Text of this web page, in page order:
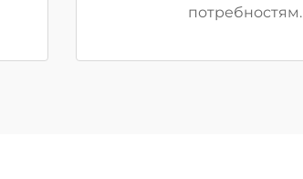
потребностям.